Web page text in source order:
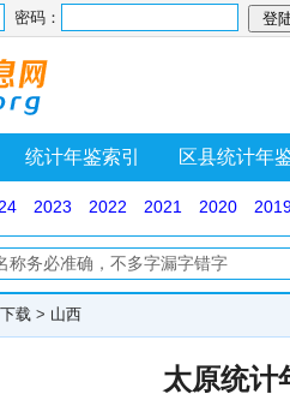
密码：
统计年鉴索引 区县统计年
2023 2022 2021 2020
载 > 山西
太原统计